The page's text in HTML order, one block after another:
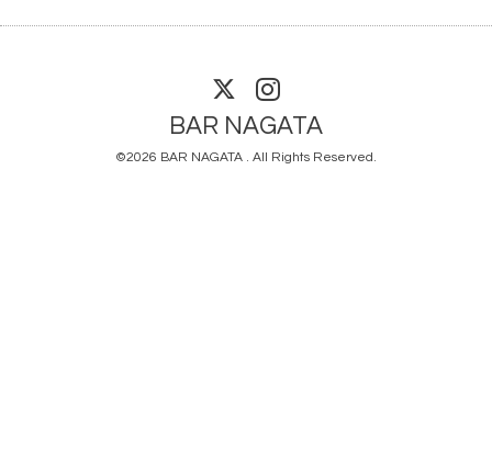
BAR NAGATA
©2026 BAR NAGATA . All Rights Reserved.